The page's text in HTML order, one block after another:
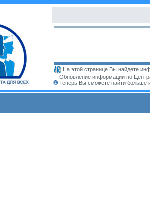
На этой странице Вы найдете
Обновление информации по
Теперь Вы сможете найти больше